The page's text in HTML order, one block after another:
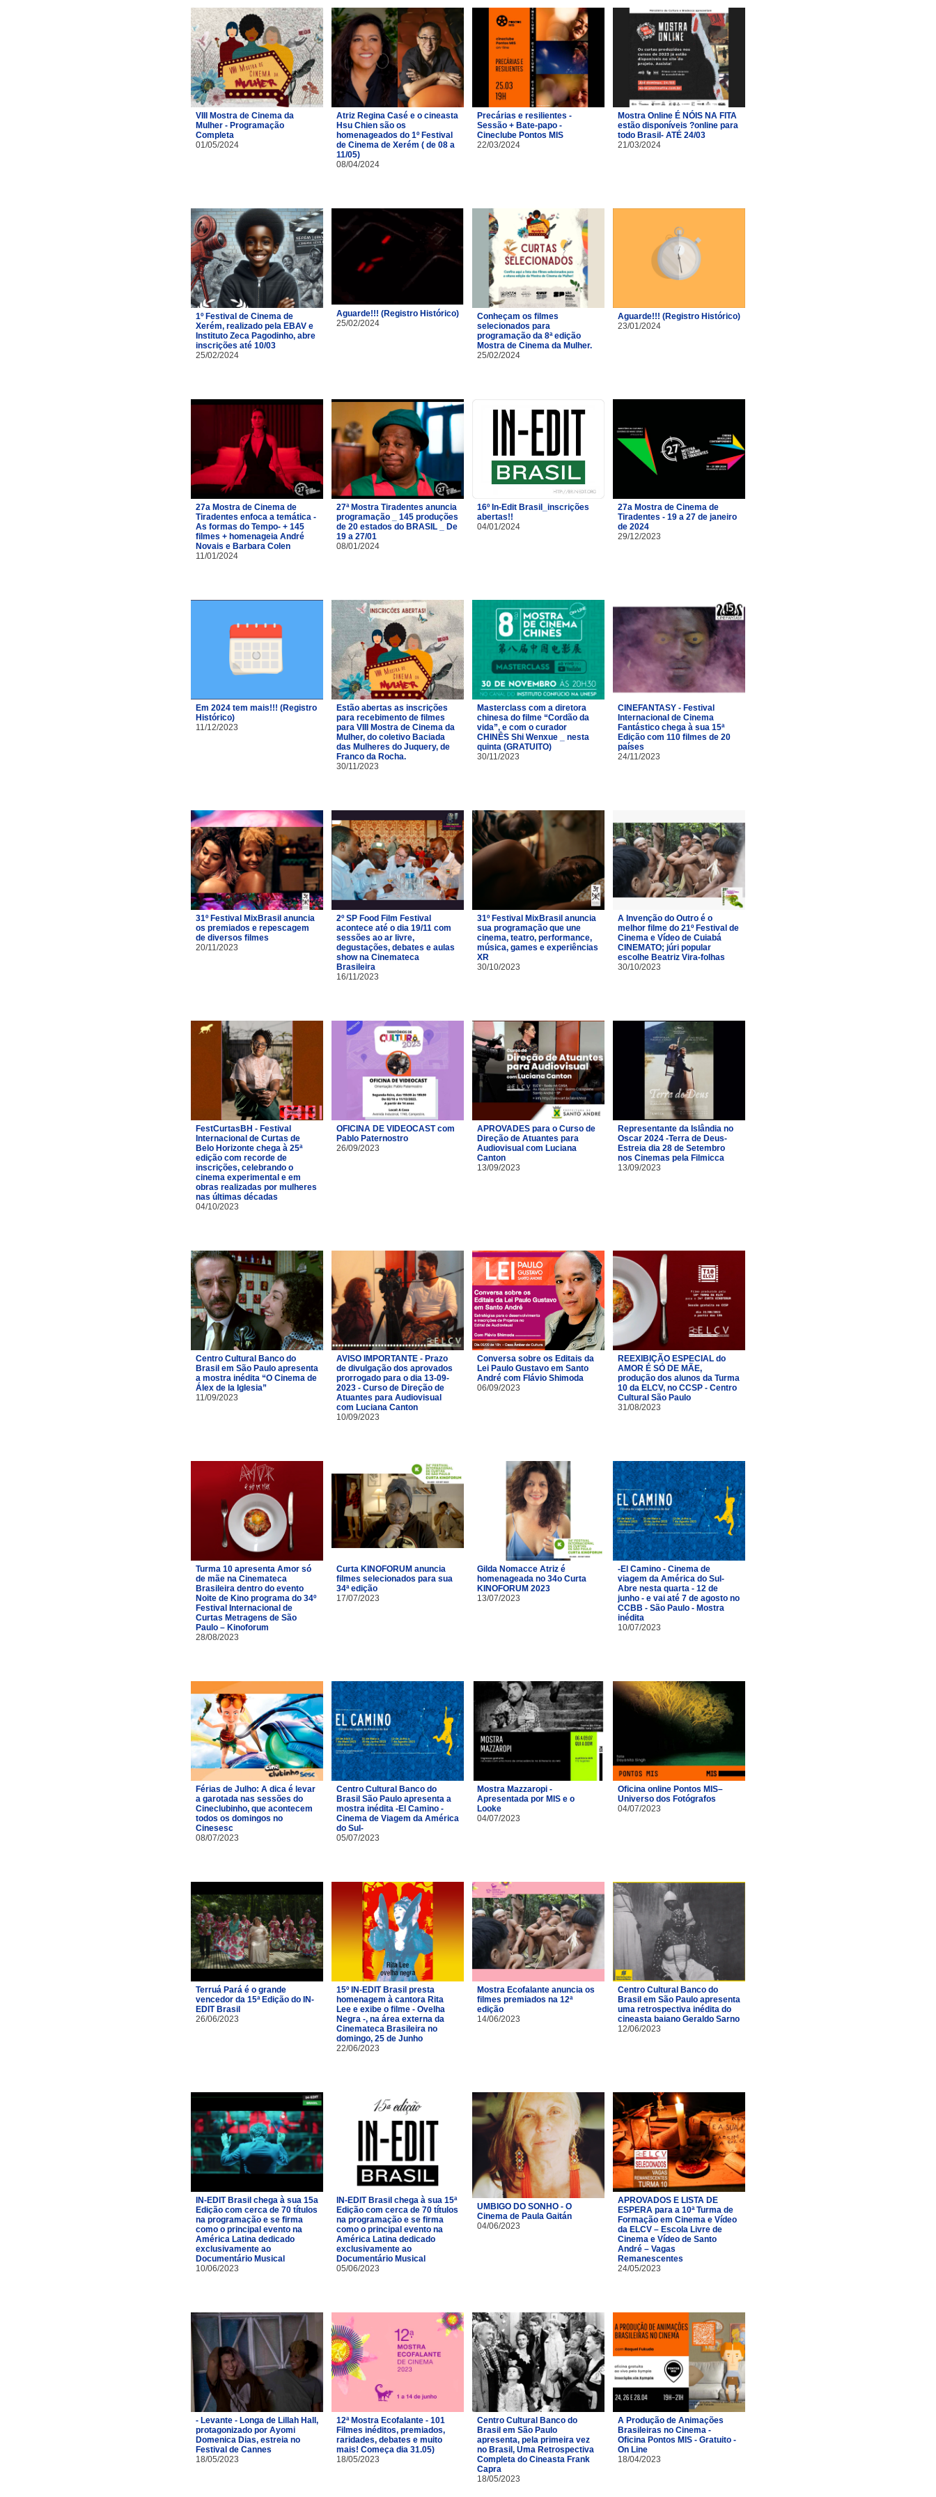
VIII Mostra de Cinema da
Mulher - Programação
Completa
01/05/2024
Atriz Regina Casé e o cineasta
Hsu Chien são os
homenageados do 1º Festival
de Cinema de Xerém ( de 08 a
11/05)
08/04/2024
Precárias e resilientes -
Sessão + Bate-papo -
Cineclube Pontos MIS
22/03/2024
Mostra Online É NÓIS NA FITA
estão disponíveis ?online para
todo Brasil- ATÉ 24/03
21/03/2024
1º Festival de Cinema de
Xerém, realizado pela EBAV e
Instituto Zeca Pagodinho, abre
inscrições até 10/03
25/02/2024
Aguarde!!! (Registro Histórico)
25/02/2024
Conheçam os filmes
selecionados para
programação da 8ª edição
Mostra de Cinema da Mulher.
25/02/2024
Aguarde!!! (Registro Histórico)
23/01/2024
27a Mostra de Cinema de
Tiradentes enfoca a temática -
As formas do Tempo- + 145
filmes + homenageia André
Novais e Barbara Colen
11/01/2024
27ª Mostra Tiradentes anuncia
programação _ 145 produções
de 20 estados do BRASIL _ De
19 a 27/01
08/01/2024
16º In-Edit Brasil_inscrições
abertas!!
04/01/2024
27a Mostra de Cinema de
Tiradentes - 19 a 27 de janeiro
de 2024
29/12/2023
Em 2024 tem mais!!! (Registro
Histórico)
11/12/2023
Estão abertas as inscrições
para recebimento de filmes
para VIII Mostra de Cinema da
Mulher, do coletivo Baciada
das Mulheres do Juquery, de
Franco da Rocha.
30/11/2023
Masterclass com a diretora
chinesa do filme “Cordão da
vida”, e com o curador
CHINÊS Shi Wenxue _ nesta
quinta (GRATUITO)
30/11/2023
CINEFANTASY - Festival
Internacional de Cinema
Fantástico chega à sua 15ª
Edição com 110 filmes de 20
países
24/11/2023
31º Festival MixBrasil anuncia
os premiados e repescagem
de diversos filmes
20/11/2023
2º SP Food Film Festival
acontece até o dia 19/11 com
sessões ao ar livre,
degustações, debates e aulas
show na Cinemateca
Brasileira
16/11/2023
31º Festival MixBrasil anuncia
sua programação que une
cinema, teatro, performance,
música, games e experiências
XR
30/10/2023
A Invenção do Outro é o
melhor filme do 21º Festival de
Cinema e Vídeo de Cuiabá
CINEMATO; júri popular
escolhe Beatriz Vira-folhas
30/10/2023
FestCurtasBH - Festival
Internacional de Curtas de
Belo Horizonte chega à 25ª
edição com recorde de
inscrições, celebrando o
cinema experimental e em
obras realizadas por mulheres
nas últimas décadas
04/10/2023
OFICINA DE VIDEOCAST com
Pablo Paternostro
26/09/2023
APROVADES para o Curso de
Direção de Atuantes para
Audiovisual com Luciana
Canton
13/09/2023
Representante da Islândia no
Oscar 2024 -Terra de Deus-
Estreia dia 28 de Setembro
nos Cinemas pela Filmicca
13/09/2023
Centro Cultural Banco do
Brasil em São Paulo apresenta
a mostra inédita “O Cinema de
Álex de la Iglesia”
11/09/2023
AVISO IMPORTANTE - Prazo
de divulgação dos aprovados
prorrogado para o dia 13-09-
2023 - Curso de Direção de
Atuantes para Audiovisual
com Luciana Canton
10/09/2023
Conversa sobre os Editais da
Lei Paulo Gustavo em Santo
André com Flávio Shimoda
06/09/2023
REEXIBIÇÃO ESPECIAL do
AMOR É SÓ DE MÃE,
produção dos alunos da Turma
10 da ELCV, no CCSP - Centro
Cultural São Paulo
31/08/2023
Turma 10 apresenta Amor só
de mãe na Cinemateca
Brasileira dentro do evento
Noite de Kino programa do 34º
Festival Internacional de
Curtas Metragens de São
Paulo – Kinoforum
28/08/2023
Curta KINOFORUM anuncia
filmes selecionados para sua
34ª edição
17/07/2023
Gilda Nomacce Atriz é
homenageada no 34o Curta
KINOFORUM 2023
13/07/2023
-El Camino - Cinema de
viagem da América do Sul-
Abre nesta quarta - 12 de
junho - e vai até 7 de agosto no
CCBB - São Paulo - Mostra
inédita
10/07/2023
Férias de Julho: A dica é levar
a garotada nas sessões do
Cineclubinho, que acontecem
todos os domingos no
Cinesesc
08/07/2023
Centro Cultural Banco do
Brasil São Paulo apresenta a
mostra inédita -El Camino -
Cinema de Viagem da América
do Sul-
05/07/2023
Mostra Mazzaropi -
Apresentada por MIS e o
Looke
04/07/2023
Oficina online Pontos MIS–
Universo dos Fotógrafos
04/07/2023
Terruá Pará é o grande
vencedor da 15ª Edição do IN-
EDIT Brasil
26/06/2023
15º IN-EDIT Brasil presta
homenagem à cantora Rita
Lee e exibe o filme - Ovelha
Negra -, na área externa da
Cinemateca Brasileira no
domingo, 25 de Junho
22/06/2023
Mostra Ecofalante anuncia os
filmes premiados na 12ª
edição
14/06/2023
Centro Cultural Banco do
Brasil em São Paulo apresenta
uma retrospectiva inédita do
cineasta baiano Geraldo Sarno
12/06/2023
IN-EDIT Brasil chega à sua 15a
Edição com cerca de 70 títulos
na programação e se firma
como o principal evento na
América Latina dedicado
exclusivamente ao
Documentário Musical
10/06/2023
IN-EDIT Brasil chega à sua 15ª
Edição com cerca de 70 títulos
na programação e se firma
como o principal evento na
América Latina dedicado
exclusivamente ao
Documentário Musical
05/06/2023
UMBIGO DO SONHO - O
Cinema de Paula Gaitán
04/06/2023
APROVADOS E LISTA DE
ESPERA para a 10ª Turma de
Formação em Cinema e Vídeo
da ELCV – Escola Livre de
Cinema e Vídeo de Santo
André – Vagas
Remanescentes
24/05/2023
- Levante - Longa de Lillah Hall,
protagonizado por Ayomi
Domenica Dias, estreia no
Festival de Cannes
18/05/2023
12ª Mostra Ecofalante - 101
Filmes inéditos, premiados,
raridades, debates e muito
mais! Começa dia 31.05)
18/05/2023
Centro Cultural Banco do
Brasil em São Paulo
apresenta, pela primeira vez
no Brasil, Uma Retrospectiva
Completa do Cineasta Frank
Capra
18/05/2023
A Produção de Animações
Brasileiras no Cinema -
Oficina Pontos MIS - Gratuito -
On Line
18/04/2023